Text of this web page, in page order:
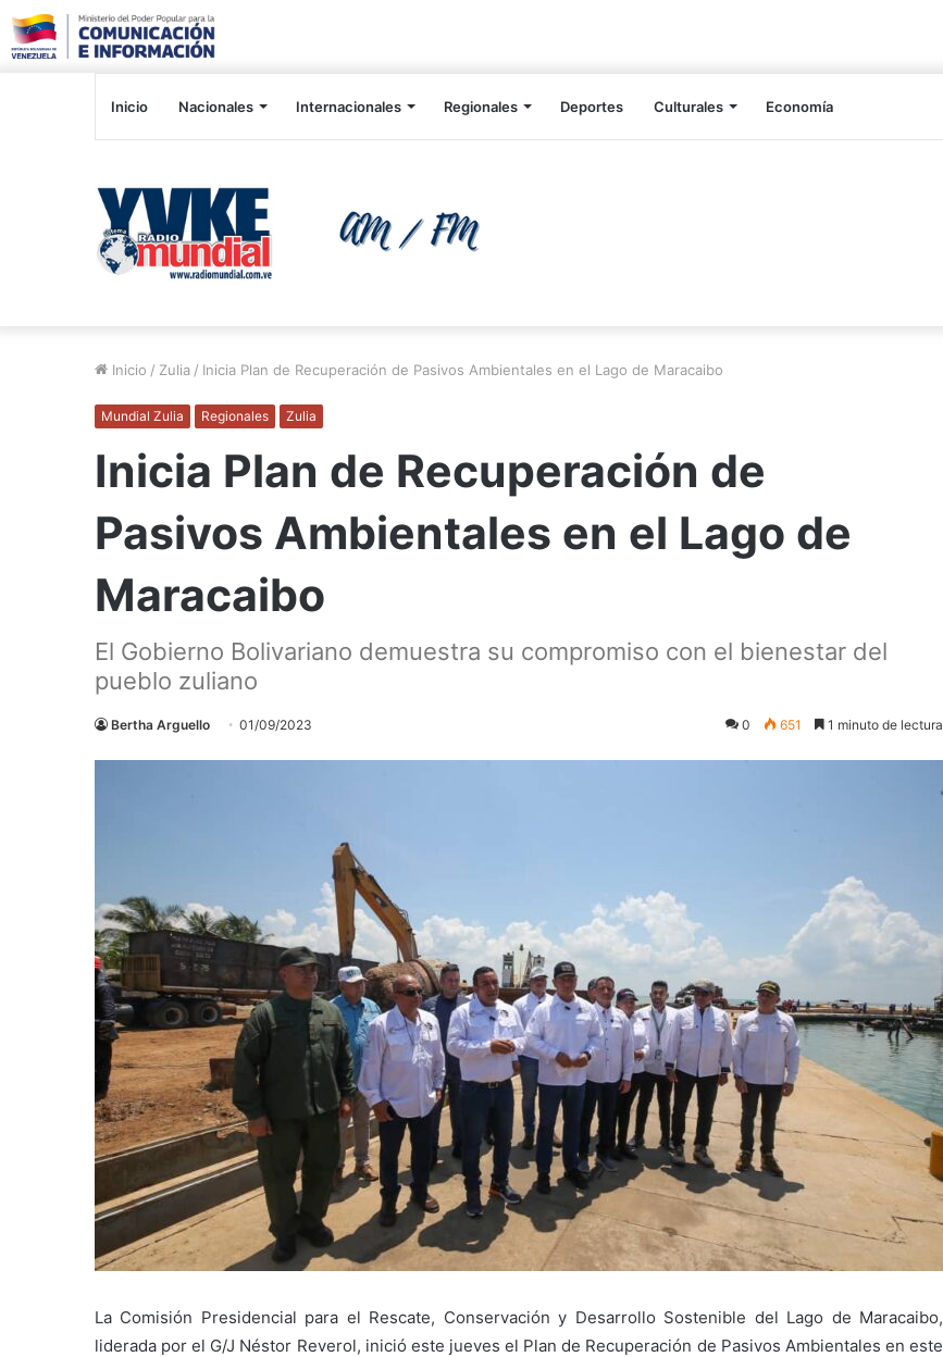
Inicio Nacionales Internacionales Regionales Deportes Culturales Economía
Inicio / Zulia / Inicia Plan de Recuperación de Pasivos Ambientales en el Lago de Maracaibo
Mundial Zulia Regionales Zulia
Inicia Plan de Recuperación de
Pasivos Ambientales en el Lago de
Maracaibo
El Gobierno Bolivariano demuestra su compromiso con el bienestar del
pueblo zuliano
Bertha Arguello 01/09/2023 0 651 1 minuto de lectura
La Comisión Presidencial para el Rescate, Conservación y Desarrollo Sostenible del Lago de Maracaibo,
liderada por el G/J Néstor Reverol, inició este jueves el Plan de Recuperación de Pasivos Ambientales en este